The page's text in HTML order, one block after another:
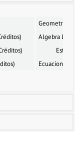
Geometría (3
Algebra Lineal
Ecuaciones